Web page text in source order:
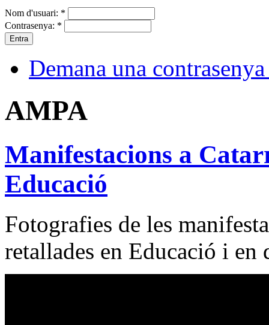
Nom d'usuari: *
Contrasenya: *
Demana una
AMPA
Manifestacions a
Educació
Fotografies de les
retallades en Educació i en